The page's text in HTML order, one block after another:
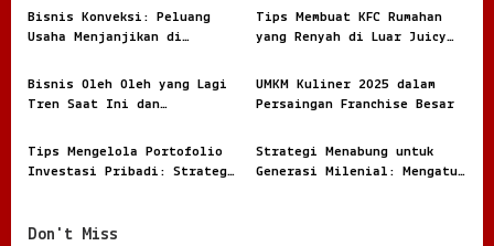
g
a
t
i
o
n
Tenang
Bisnis Konveksi: Peluang
Usaha Menjanjikan di
Berkembang
Tips Membuat KFC Rumahan
yang Renyah di Luar Juicy
Bisnis Oleh Oleh yang Lagi
Tren Saat Ini dan
UMKM Kuliner 2025 dalam
Persaingan Franchise Besar
Tips Mengelola Portofolio
Investasi Pribadi: Strategi
Strategi Menabung untuk
Generasi Milenial: Mengatur
Don't Miss